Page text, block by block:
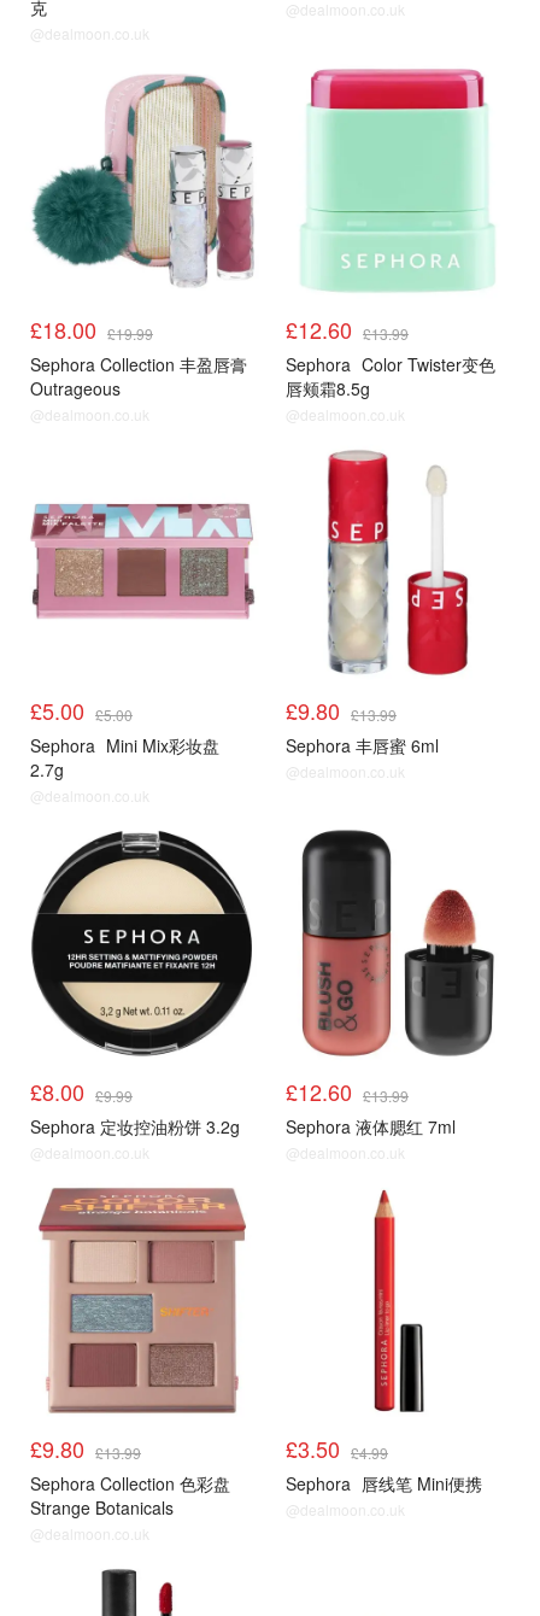
克
@dealmoon.co.uk
@dealmoon.co.uk
£18.00 £19.99
Sephora Collection 丰盈唇膏
Outrageous
@dealmoon.co.uk
£12.60 £13.99
Sephora Color Twister变色
唇颊霜8.5g
@dealmoon.co.uk
£5.00 £5.00
Sephora Mini Mix彩妆盘
2.7g
@dealmoon.co.uk
£9.80 £13.99
Sephora 丰唇蜜 6ml
@dealmoon.co.uk
£8.00 £9.99
Sephora 定妆控油粉饼 3.2g
@dealmoon.co.uk
£12.60 £13.99
Sephora 液体腮红 7ml
@dealmoon.co.uk
£9.80 £13.99
Sephora Collection 色彩盘
Strange Botanicals
@dealmoon.co.uk
£3.50 £4.99
Sephora 唇线笔 Mini便携
@dealmoon.co.uk